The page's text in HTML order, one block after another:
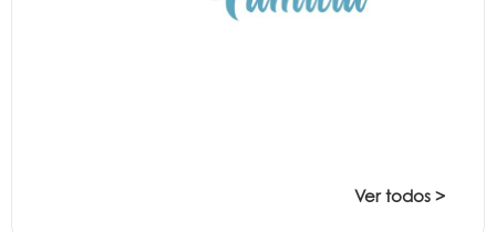
Ver todos >